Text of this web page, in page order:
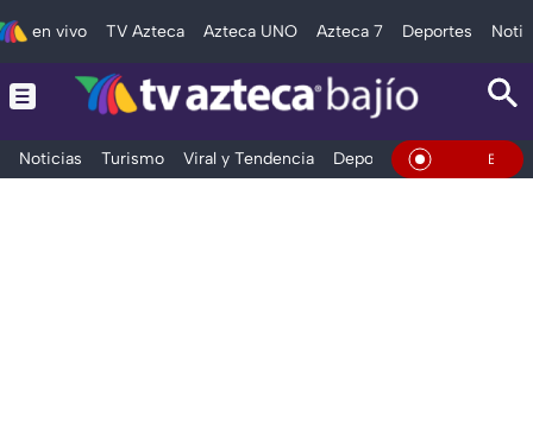
en vivo TV Azteca Azteca UNO Azteca 7 Deportes
Noticias Turismo Viral y Tendencia Deportes Espectáculos
En Vivo